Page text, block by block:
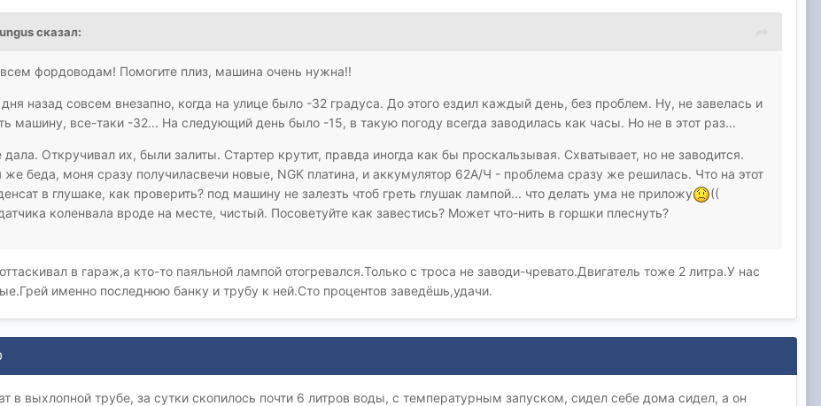
сказал:
фордоводам! Помогите плиз, машина очень нужна!!
назад совсем внезапно, когда на улице было -32 градуса. До этого ездил каждый день, без проблем. Ну, не завелась и
машину, все-таки -32... На следующий день было -15, в такую погоду всегда заводилась как часы. Но не в этот раз...
дала. Откручивал их, были залиты. Стартер крутит, правда иногда как бы проскальзывая. Схватывает, но не заводится.
беда, моня сразу получиласвечи новые, NGK платина, и аккумулятор 62А/Ч - проблема сразу же решилась. Что на этот
в глушаке, как проверить? под машину не залезть чтоб греть глушак лампой... что делать ума не приложу
((
коленвала вроде на месте, чистый. Посоветуйте как завестись? Может что-нить в горшки плеснуть?
в гараж,а кто-то паяльной лампой отогревался.Только с троса не заводи-чревато.Двигатель тоже 2 литра.У нас
именно последнюю банку и трубу к ней.Сто процентов заведёшь,удачи.
в выхлопной трубе, за сутки скопилось почти 6 литров воды, с температурным запуском, сидел себе дома сидел, а он